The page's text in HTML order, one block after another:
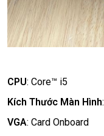
CPU: Core™ i5
Kích Thước Màn Hình:
VGA: Card Onboard